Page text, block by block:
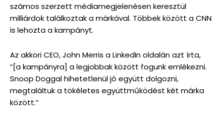
számos szerzett médiamegjelenésen keresztül
milliárdok találkoztak a márkával. Többek között a CNN
is lehozta a kampányt.
Az akkori CEO, John Merris a LinkedIn oldalán azt írta,
“[a kampányra] a legjobbak között fogunk emlékezni.
Snoop Doggal hihetetlenül jó együtt dolgozni,
megtaláltuk a tökéletes együttműködést két márka
között.”